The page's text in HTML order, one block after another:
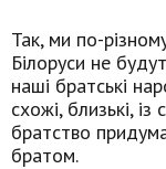
Так, ми по-
Білоруси не
наші братські
схожі, близькі,
братство
братом.